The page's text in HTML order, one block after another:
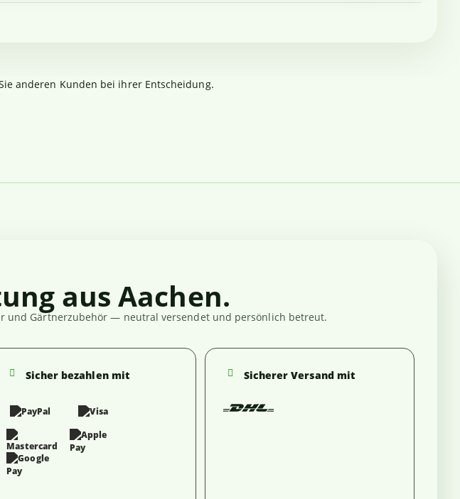
anderen Kunden bei ihrer Entscheidung.
aus Aachen.
und Gärtnerzubehör — neutral versendet und persönlich betreut.
Sicher bezahlen mit Sicherer Versand mit